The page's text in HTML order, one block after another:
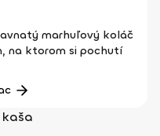
marhuľový koláč
na ktorom si pochutí